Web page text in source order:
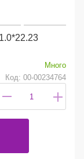
Много
Код: 00-00234764